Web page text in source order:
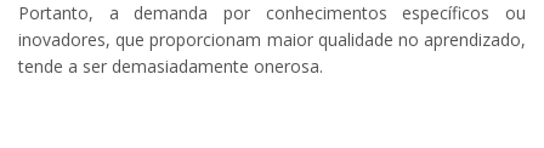
Portanto, a demanda por conhecimentos específicos ou
inovadores, que proporcionam maior qualidade no aprendizado,
tende a ser demasiadamente onerosa.